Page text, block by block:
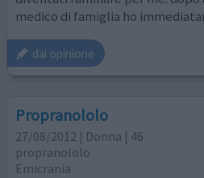
medico di famiglia ho
dai opinione
Propranololo
27/08/2012 | Donna | 46
propranololo
Emicrania